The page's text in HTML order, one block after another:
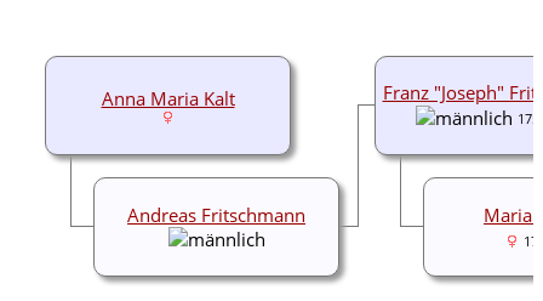
Franz "Joseph"
Maria
Anna Maria Kalt
Andreas Fritschmann